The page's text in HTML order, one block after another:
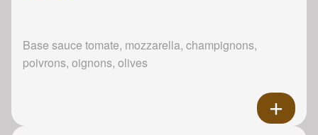
Base sauce tomate, mozzarella, champignons,
poivrons, oignons, olives